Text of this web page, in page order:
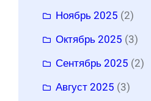
Ноябрь 2025 (2)
Октябрь 2025 (3)
Сентябрь 2025 (2)
Август 2025 (3)